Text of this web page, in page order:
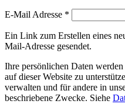
E-Mail Adresse *
Ein Link zum Erstellen eines
Mail-Adresse gesendet.
Ihre persönlichen Daten
auf dieser Website zu
verwalten und für andere in
beschriebene Zwecke. Siehe